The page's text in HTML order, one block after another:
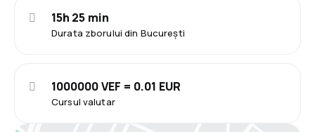
Durata zborului din București
15h 25 min
Cursul valutar
1000000 VEF = 0.01 EUR